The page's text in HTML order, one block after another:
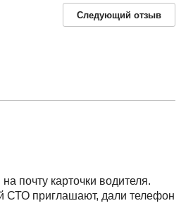
Следующий отзыв
почту карточки водителя.
СТО приглашают, дали телефон